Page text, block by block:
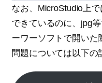
なお、MicroStudio上
できているのに、jpg
ーワーソフトで開いた
問題については以下の